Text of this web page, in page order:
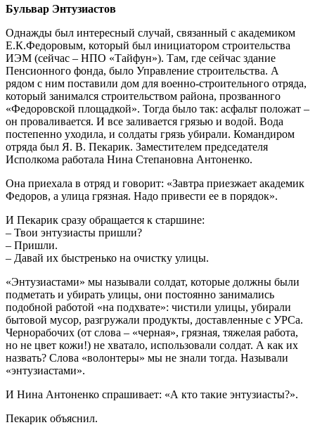
Бульвар Энтузиастов
Однажды был интересный случай, связанный с академиком
Е.К.Федоровым, который был инициатором строительства
ИЭМ (сейчас – НПО «Тайфун»). Там, где сейчас здание
Пенсионного фонда, было Управление строительства. А
рядом с ним поставили дом для военно-строительного отряда,
который занимался строительством района, прозванного
«Федоровской площадкой». Тогда было так: асфальт положат –
он проваливается. И все заливается грязью и водой. Вода
постепенно уходила, и солдаты грязь убирали. Командиром
отряда был Я. В. Пекарик. Заместителем председателя
Исполкома работала Нина Степановна Антоненко.
Она приехала в отряд и говорит: «Завтра приезжает академик
Федоров, а улица грязная. Надо привести ее в порядок».
И Пекарик сразу обращается к старшине:
– Твои энтузиасты пришли?
– Пришли.
– Давай их быстренько на очистку улицы.
«Энтузиастами» мы называли солдат, которые должны были
подметать и убирать улицы, они постоянно занимались
подобной работой «на подхвате»: чистили улицы, убирали
бытовой мусор, разгружали продукты, доставленные с УРСа.
Чернорабочих (от слова – «черная», грязная, тяжелая работа,
но не цвет кожи!) не хватало, использовали солдат. А как их
назвать? Слова «волонтеры» мы не знали тогда. Называли
«энтузиастами».
И Нина Антоненко спрашивает: «А кто такие энтузиасты?».
Пекарик объяснил.